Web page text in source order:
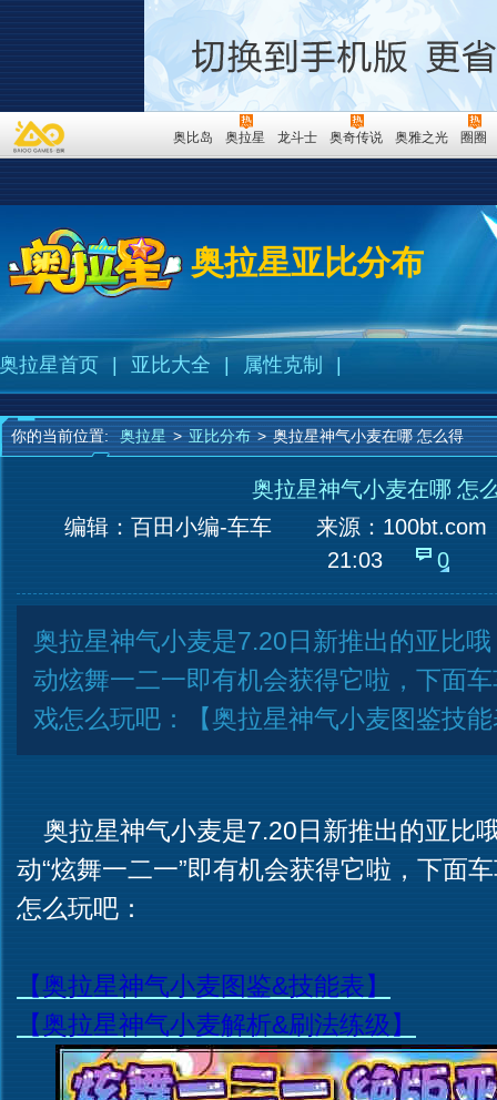
奥比岛 奥拉星 龙斗士 奥奇传说 奥雅之光 圈圈
奥拉星亚比分布
奥拉星首页 亚比大全 属性克制
你的当前位置: 奥拉星 > 亚比分布 > 奥拉星神气小麦在哪 怎么得
奥拉星神气小麦在哪 怎
编辑：百田小编-车车
来源： 100bt.com
21:03
0
奥拉星神气小麦是7.20日新推出的亚比
动炫舞一二一即有机会获得它啦，下面
戏怎么玩吧：【奥拉星神气小麦图鉴技
奥拉星神气小麦是7.20日新推出的亚比
动“炫舞一二一”即有机会获得它啦，下面
怎么玩吧：
【奥拉星神气小麦图鉴&技能表】
【奥拉星神气小麦解析&刷法练级】